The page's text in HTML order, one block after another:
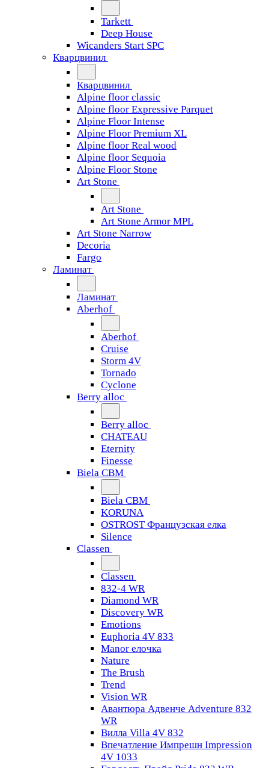
Tarkett
Deep House
Wicanders Start SPC
Кварцвинил
Кварцвинил
Alpine floor classic
Alpine floor Expressive Parquet
Alpine Floor Intense
Alpine Floor Premium XL
Alpine floor Real wood
Alpine floor Sequoia
Alpine Floor Stone
Art Stone
Art Stone
Art Stone Armor MPL
Art Stone Narrow
Decoria
Fargo
Ламинат
Ламинат
Aberhof
Aberhof
Cruise
Storm 4V
Tornado
Сyclone
Berry alloc
Berry alloc
CHATEAU
Eternity
Finesse
Biela CBM
Biela CBM
KORUNA
OSTROST Французская елка
Silence
Classen
Classen
832-4 WR
Diamond WR
Discovery WR
Emotions
Euphoria 4V 833
Manor елочка
Nature
The Brush
Trend
Vision WR
Авантюра Адвенче Adventure 832
WR
Вилла Villa 4V 832
Впечатление Импрешн Impression
4V 1033